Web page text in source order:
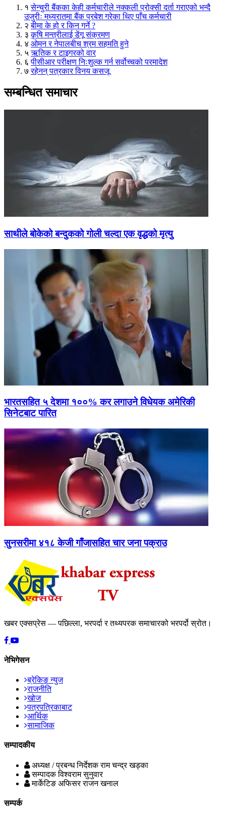
१ सेन्चुरी बैंकका केही कर्मचारीले नक्कली प्रोक्सी दर्ता गराएको भन्दै
उजुरीः मध्यरातमा बैंक प्रबेश गरेका थिए पाँच कर्मचारी
२ बीमा के हो र किन गर्ने ?
३ कृषि मन्त्रीलाई डेंगू संक्रमण
४ ओमन र नेपालबीच श्रम सहमति हुने
५ ऋतिक र टाइगरको वार
६ पीसीआर परीक्षण निःशुल्क गर्न सर्वोच्चको परमादेश
७ रहेनन् पत्रकार विनय कसजू
सम्बन्धित समाचार
साथीले बोकेको बन्दुकको गोली चल्दा एक वृद्धको मृत्यु
भारतसहित ५ देशमा १००% कर लगाउने विधेयक अमेरिकी
सिनेटबाट पारित
सुनसरीमा ४१८ केजी गाँजासहित चार जना पक्राउ
खबर एक्सप्रेस — पछिल्ला, भरपर्दा र तथ्यपरक समाचारको भरपर्दो स्रोत।
नेभिगेसन
ब्रेकिङ न्युज
राजनीति
खोज
पत्रपत्रिकाबाट
आर्थिक
सामाजिक
सम्पादकीय
अध्यक्ष / प्रबन्ध निर्देशक राम चन्द्र खड्का
सम्पादक विश्वराम सुनुवार
मार्केटिङ अफिसर राजन खनाल
सम्पर्क